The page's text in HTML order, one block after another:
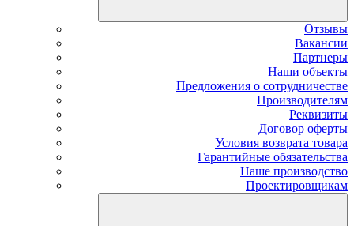
Отзывы
Вакансии
Партнеры
Наши объекты
Предложения о сотрудничестве
Производителям
Реквизиты
Договор оферты
Условия возврата товара
Гарантийные обязательства
Наше производство
Проектировщикам